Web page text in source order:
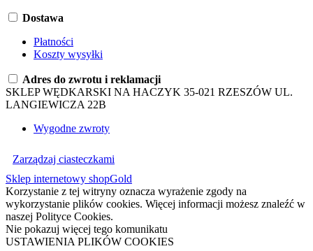
Dostawa
Płatności
Koszty wysyłki
Adres do zwrotu i reklamacji
SKLEP WĘDKARSKI NA HACZYK 35-021 RZESZÓW UL.
LANGIEWICZA 22B
Wygodne zwroty
Zarządzaj ciasteczkami
Sklep internetowy shopGold
Korzystanie z tej witryny oznacza wyrażenie zgody na
wykorzystanie plików cookies. Więcej informacji możesz znaleźć w
naszej Polityce Cookies.
Nie pokazuj więcej tego komunikatu
USTAWIENIA PLIKÓW COOKIES